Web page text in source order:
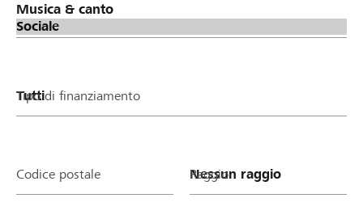
oder deinen Verein/deine Stiftung zu stimmen.
Phase 3: Verteilung Lokalbonus (Spendentopf von
ein Verein/eine Stiftung gesammelt hat, desto
startest oder ein Organisationsprofil auf
Tipo di finanziamento
Codice postale Raggio